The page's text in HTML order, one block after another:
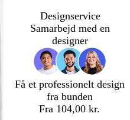
Designservice
Samarbejd med en
designer
Få et professionelt design
fra bunden
Fra 104,00 kr.